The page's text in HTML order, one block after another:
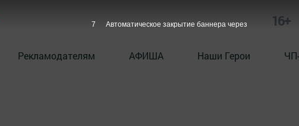
16+
Рекламодателям АФИША Наши Герои
6 Автоматическое закрытие баннера через